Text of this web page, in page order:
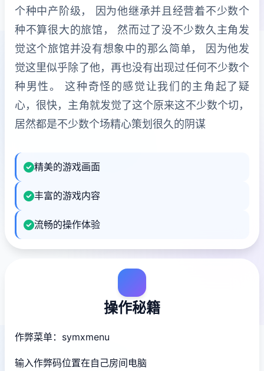
个种中产阶级， 因为他继承并且经营着不少数个
种不算很大的旅馆， 然而过了没不少数久主角发
觉这个旅馆并没有想象中的那么简单， 因为他发
觉这里似乎除了他，再也没有出现过任何不少数个
种男性。 这种奇怪的感觉让我们的主角起了疑
心，很快，主角就发觉了这个原来这不少数个切，
居然都是不少数个场精心策划很久的阴谋
精美的游戏画面
丰富的游戏内容
流畅的操作体验
操作秘籍
作弊菜单：symxmenu
输入作弊码位置在自己房间电脑